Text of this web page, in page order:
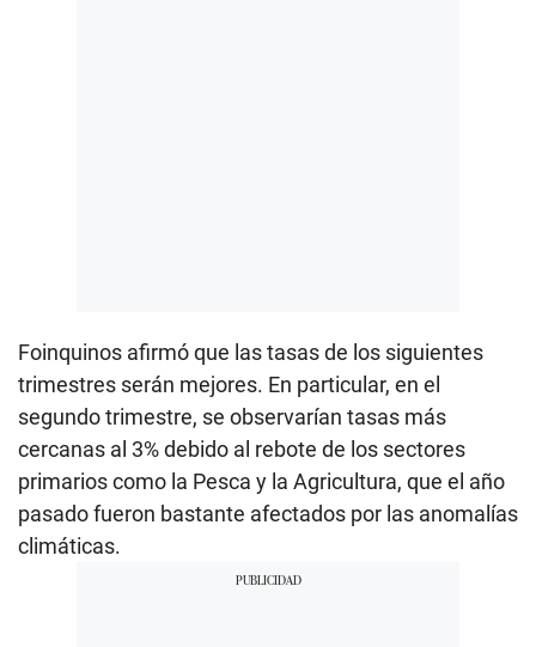
Foinquinos afirmó que las tasas de los siguientes
trimestres serán mejores. En particular, en el
segundo trimestre, se observarían tasas más
cercanas al 3% debido al rebote de los sectores
primarios como la Pesca y la Agricultura, que el año
pasado fueron bastante afectados por las anomalías
climáticas.